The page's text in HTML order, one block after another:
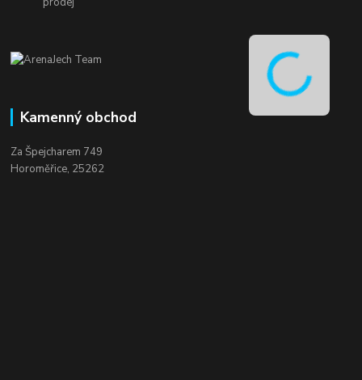
Kamenný obchod
Za Špejcharem 749
Horoměřice, 25262